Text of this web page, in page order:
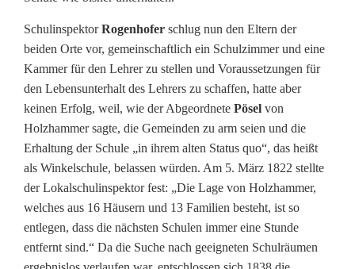
t
a
g
i
n
S
c
h
SchulinspektorRogenhofer schlug nun den Eltern der
beiden Orte vor, gemeinschaftlich ein Schulzimmer und eine
Kammer für den Lehrer zu stellen und Voraussetzungen für
den Lebensunterhalt des Lehrers zu schaffen, hatte aber
keinen Erfolg, weil, wie der Abgeordnete Pösel von
Holzhammer sagte, die Gemeinden zu arm seien und die
Erhaltung der Schule „in ihrem alten Status quo“, das heißt
als Winkelschule, belassen würden. Am 5. März 1822 stellte
der Lokalschulinspektor fest: „Die Lage von Holzhammer,
welches aus 16 Häusern und 13 Familien besteht, ist so
entlegen, dass die nächsten Schulen immer eine Stunde
entfernt sind.“ Da die Suche nach geeigneten Schulräumen